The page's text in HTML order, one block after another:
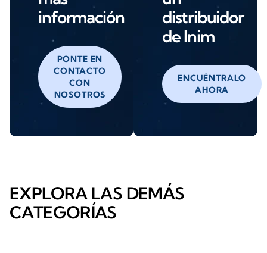
información
PONTE EN
CONTACTO
CON
NOSOTROS
distribuidor
de Inim
ENCUÉNTRALO
AHORA
EXPLORA LAS DEMÁS
CATEGORÍAS